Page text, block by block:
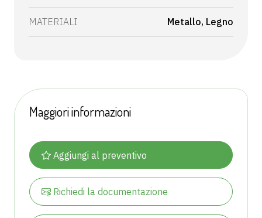
MATERIALI Metallo Legno
Maggiori informazioni
Aggiungi al preventivo
Richiedi la documentazione